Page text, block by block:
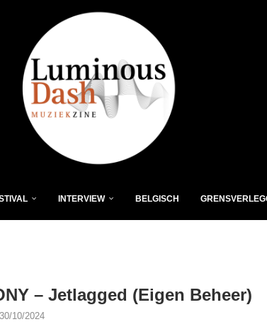
INTERVIEW BELGISCH
– Jetlagged (Eigen Beheer)
30/10/2024